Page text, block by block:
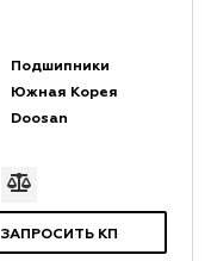
Подшипники
Южная Корея
Doosan
ЗАПРОСИТЬ КП